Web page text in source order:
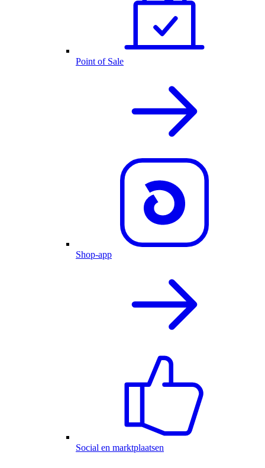
Point of Sale
Shop-app
Social en marktplaatsen